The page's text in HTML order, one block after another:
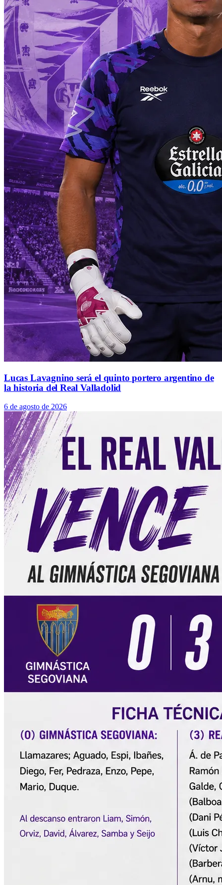
Lucas Lavagnino será el quinto portero argentino de
la historia del Real Valladolid
6 de agosto de 2026